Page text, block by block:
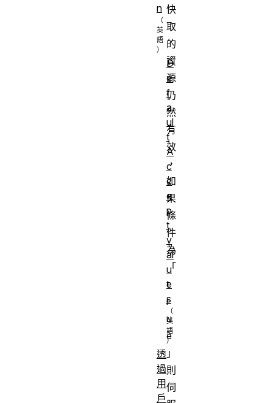
快
取
的
資
源
仍
然
有
效
，
如
果
條
件
為
「
t
r
u
e
」
則
伺
n
D
e
f
a
ul
t
A
c
c
e
p
t
v
al
u
e
s
透
過
用
戶